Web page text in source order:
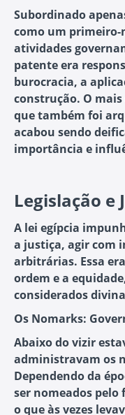
Subordinado
como um
atividades
patente era
burocracia, a
construção. O
que também foi
acabou sendo
importância e
Legislação e
A lei egípcia
a justiça, agir com
arbitrárias. Essa
ordem e a
considerados
Os Nomarks:
Abaixo do vizir
administravam os
Dependendo da
ser nomeados pelo
o que às vezes